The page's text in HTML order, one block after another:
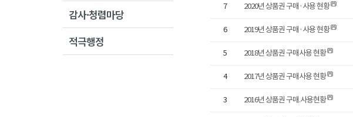
감사·청렴마당
적극행정
7 2020년 상품권 구매·사용 현황
6 2019년 상품권 구매·사용 현황
5 2018년 상품권 구매사용 현황
4 2017년 상품권 구매사용 현황
3 2016년 상품권 구매.사용현황